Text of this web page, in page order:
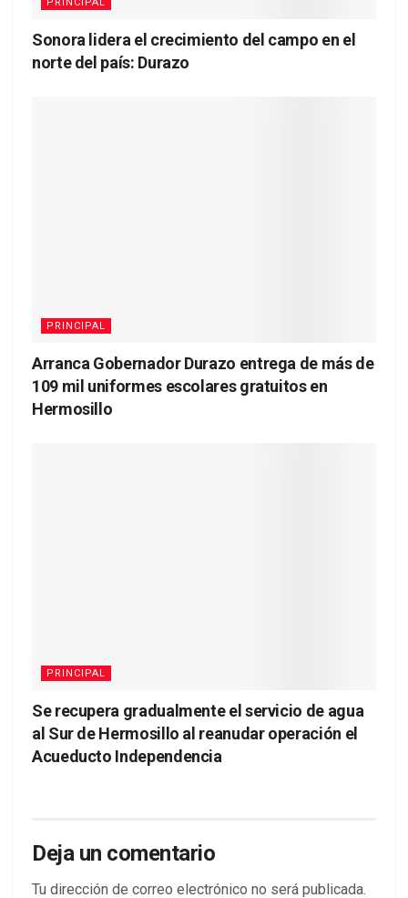
Sonora lidera el crecimiento del campo en el
norte del país: Durazo
PRINCIPAL
Arranca Gobernador Durazo entrega de más de
109 mil uniformes escolares gratuitos en
Hermosillo
PRINCIPAL
Se recupera gradualmente el servicio de agua
al Sur de Hermosillo al reanudar operación el
Acueducto Independencia
Deja un comentario
Tu dirección de correo electrónico no será publicada.